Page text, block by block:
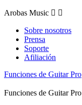
Arobas Music  
Sobre nosotros
Prensa
Soporte
Afiliación
Funciones de Guitar Pro
Funciones de Guitar Pro